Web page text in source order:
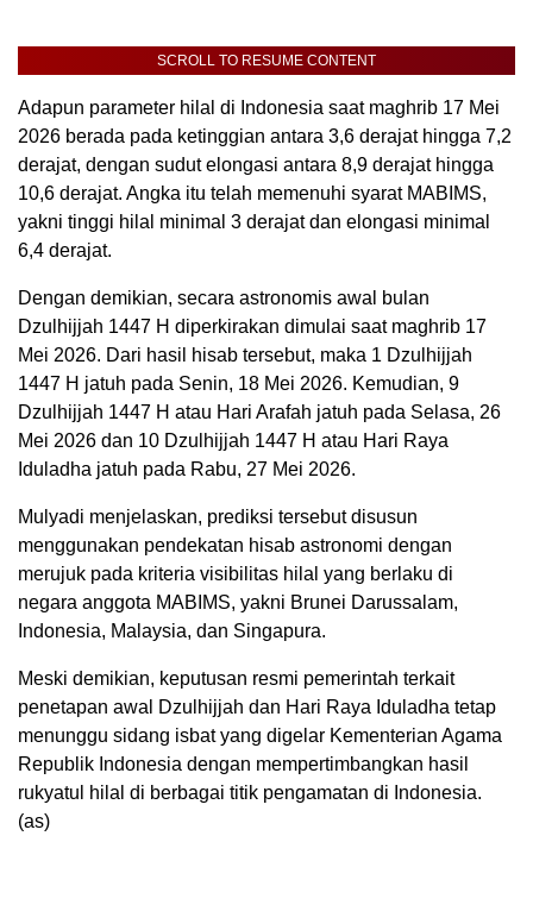
SCROLL TO RESUME CONTENT
Adapun parameter hilal di Indonesia saat maghrib 17 Mei
2026 berada pada ketinggian antara 3,6 derajat hingga 7,2
derajat, dengan sudut elongasi antara 8,9 derajat hingga
10,6 derajat. Angka itu telah memenuhi syarat MABIMS,
yakni tinggi hilal minimal 3 derajat dan elongasi minimal
6,4 derajat.
Dengan demikian, secara astronomis awal bulan
Dzulhijjah 1447 H diperkirakan dimulai saat maghrib 17
Mei 2026. Dari hasil hisab tersebut, maka 1 Dzulhijjah
1447 H jatuh pada Senin, 18 Mei 2026. Kemudian, 9
Dzulhijjah 1447 H atau Hari Arafah jatuh pada Selasa, 26
Mei 2026 dan 10 Dzulhijjah 1447 H atau Hari Raya
Iduladha jatuh pada Rabu, 27 Mei 2026.
Mulyadi menjelaskan, prediksi tersebut disusun
menggunakan pendekatan hisab astronomi dengan
merujuk pada kriteria visibilitas hilal yang berlaku di
negara anggota MABIMS, yakni Brunei Darussalam,
Indonesia, Malaysia, dan Singapura.
Meski demikian, keputusan resmi pemerintah terkait
penetapan awal Dzulhijjah dan Hari Raya Iduladha tetap
menunggu sidang isbat yang digelar Kementerian Agama
Republik Indonesia dengan mempertimbangkan hasil
rukyatul hilal di berbagai titik pengamatan di Indonesia.
(as)